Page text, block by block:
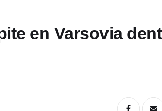
en Varsovia